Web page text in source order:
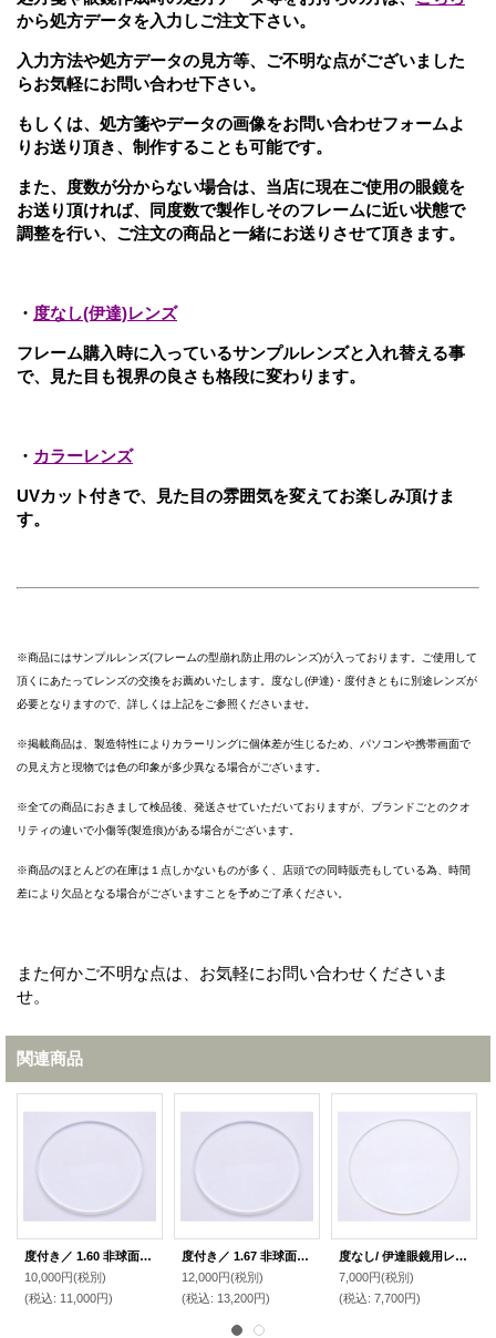
から処方データを入力しご注文下さい。
入力方法や処方データの見方等、ご不明な点がございました
らお気軽にお問い合わせ下さい。
もしくは、処方箋やデータの画像をお問い合わせフォームよ
りお送り頂き、制作することも可能です。
また、度数が分からない場合は、当店に現在ご使用の眼鏡を
お送り頂ければ、同度数で製作しそのフレームに近い状態で
調整を行い、ご注文の商品と一緒にお送りさせて頂きます。
・ 度なし(伊達)レンズ
フレーム購入時に入っているサンプルレンズと入れ替える事
で、見た目も視界の良さも格段に変わります。
・ カラーレンズ
UVカット付きで、見た目の雰囲気を変えてお楽しみ頂けま
す。
※商品にはサンプルレンズ(フレームの型崩れ防止用のレンズ)が入っております。ご使用して
頂くにあたってレンズの交換をお薦めいたします。度なし(伊達)・度付きともに別途レンズが
必要となりますので、詳しくは上記をご参照くださいませ。
※掲載商品は、製造特性によりカラーリングに個体差が生じるため、パソコンや携帯画面で
の見え方と現物では色の印象が多少異なる場合がございます。
※全ての商品におきまして検品後、発送させていただいておりますが、ブランドごとのクオ
リティの違いで小傷等(製造痕)がある場合がございます。
※商品のほとんどの在庫は１点しかないものが多く、店頭での同時販売もしている為、時間
差により欠品となる場合がございますことを予めご了承ください。
また何かご不明な点は、お気軽にお問い合わせくださいま
せ。
関連商品
度付き／ 1.60 非球面レンズ【反射防止・UV・撥水】コーティング付き 無色 (2枚1組)
10,000円(税別)
(税込: 11,000円)
度付き／ 1.67 非球面レンズ【反射防止・UVカット・撥水】コーティング付き 無色 （2枚1組）
12,000円(税別)
(税込: 13,200円)
度なし/ 伊達眼鏡用レンズ【反射防止・UVカット・撥水】コーティング付き 無色 (2枚1組)
7,000円(税別)
(税込: 7,700円)